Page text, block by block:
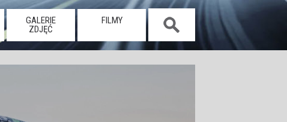
GALERIE
ZDJĘĆ
FILMY